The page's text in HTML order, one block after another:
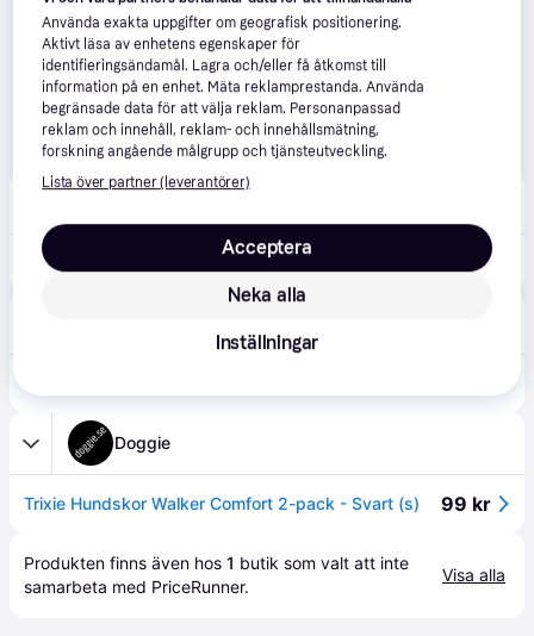
Vetapotek 4.6(180)
Hundskor Trixie Walker comfort 2-pack 6 cm S 89 kr
Doggie
Trixie Hundskor Walker Comfort 2-pack - Svart (s) 99 kr
Produkten finns även hos 1 butik som valt att inte
samarbeta med PriceRunner.
Visa alla
Använda exakta uppgifter om geografisk positionering.
Aktivt läsa av enhetens egenskaper för
identifieringsändamål. Lagra och/eller få åtkomst till
information på en enhet. Mäta reklamprestanda. Använda
begränsade data för att välja reklam. Personanpassad
reklam och innehåll, reklam- och innehållsmätning,
forskning angående målgrupp och tjänsteutveckling.
Lista över partner (leverantörer)
Neka alla
Acceptera
Inställningar